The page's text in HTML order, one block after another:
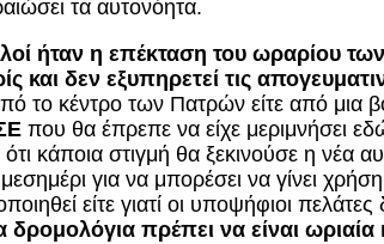
τα αυτονόητα.
ήταν η επέκταση του ωραρίου
και δεν εξυπηρετεί τις
το κέντρο των Πατρών είτε από
που θα έπρεπε να είχε μεριμνήσει
κάποια στιγμή θα ξεκινούσε η
για να μπορέσει να γίνει
είτε γιατί οι υποψήφιοι
δρομολόγια πρέπει να είναι ωριαία